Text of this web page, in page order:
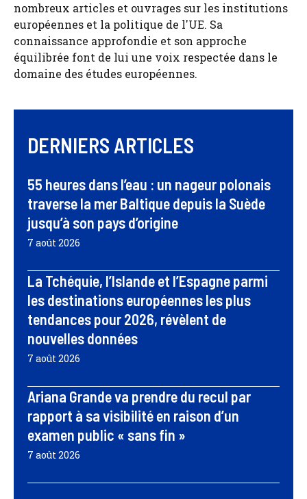
nombreux articles et ouvrages sur les institutions
européennes et la politique de l'UE. Sa
connaissance approfondie et son approche
équilibrée font de lui une voix respectée dans le
domaine des études européennes.
DERNIERS ARTICLES
55 heures dans l’eau : un nageur polonais
traverse la mer Baltique depuis la Suède
jusqu’à son pays d’origine
7 août 2026
La Tchéquie, l’Islande et l’Espagne parmi
les destinations européennes les plus
tendances pour 2026, révèlent de
nouvelles données
7 août 2026
Ariana Grande va prendre du recul par
rapport à sa visibilité en raison d’un
examen public « sans fin »
7 août 2026